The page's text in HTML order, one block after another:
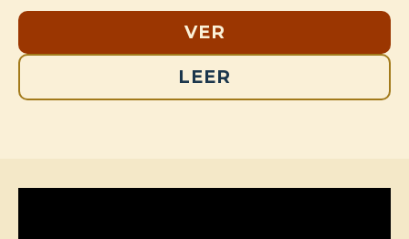
VER
LEER